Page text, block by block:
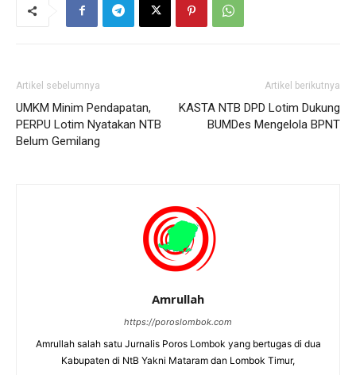
Artikel sebelumnya
UMKM Minim Pendapatan,
PERPU Lotim Nyatakan NTB
Belum Gemilang
Artikel berikutnya
KASTA NTB DPD Lotim Dukung
BUMDes Mengelola BPNT
Amrullah
https://poroslombok.com
Amrullah salah satu Jurnalis Poros Lombok yang bertugas di dua
Kabupaten di NtB Yakni Mataram dan Lombok Timur,